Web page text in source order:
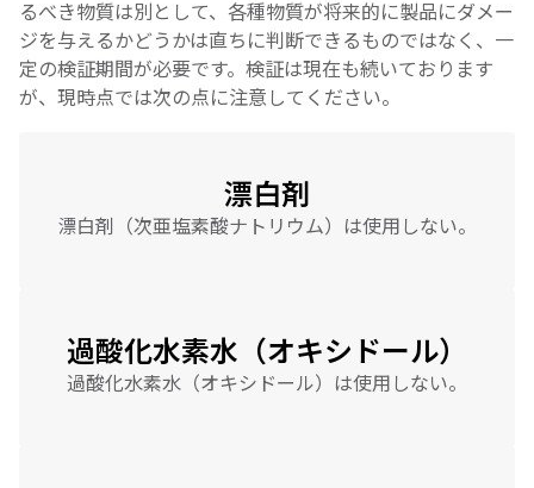
るべき物質は別として、各種物質が将来的に製品にダメー
ジを与えるかどうかは直ちに判断できるものではなく、一
定の検証期間が必要です。検証は現在も続いております
が、現時点では次の点に注意してください。
漂白剤
漂白剤（次亜塩素酸ナトリウム）は使用しない。
過酸化水素水（オキシドール）
過酸化水素水（オキシドール）は使用しない。